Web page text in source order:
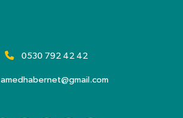
0530 792 42 42
amedhabernet@gmail.com